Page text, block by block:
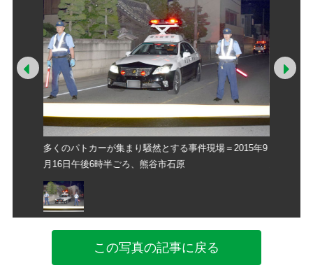
多くのパトカーが集まり騒然とする事件現場＝2015年9
月16日午後6時半ごろ、熊谷市石原
Prev
この写真の記事に戻る